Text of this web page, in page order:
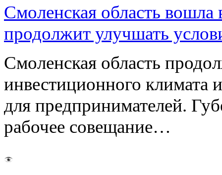
Смоленская область
продолжит улучшать
Смоленская область
инвестиционного климата
для предпринимателей.
рабочее совещание…